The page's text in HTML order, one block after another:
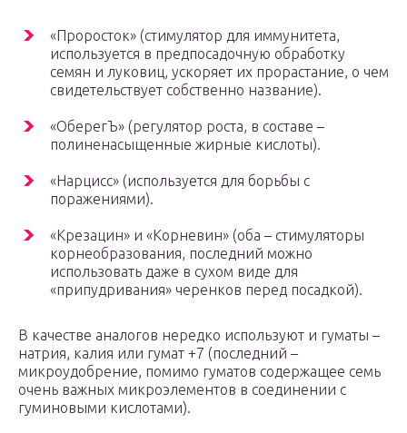
«Проросток» (стимулятор для иммунитета,
используется в предпосадочную обработку
семян и луковиц, ускоряет их прорастание, о чем
свидетельствует собственно название).
«ОберегЪ» (регулятор роста, в составе –
полиненасыщенные жирные кислоты).
«Нарцисс» (используется для борьбы с
поражениями).
«Крезацин» и «Корневин» (оба – стимуляторы
корнеобразования, последний можно
использовать даже в сухом виде для
«припудривания» черенков перед посадкой).
В качестве аналогов нередко используют и гуматы –
натрия, калия или гумат +7 (последний –
микроудобрение, помимо гуматов содержащее семь
очень важных микроэлементов в соединении с
гуминовыми кислотами).